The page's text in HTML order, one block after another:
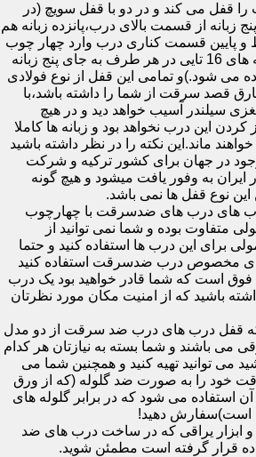
قفل می کند و در دو با قفل سویچ (در
20 تایی )پنج زبانه از قسمت بالای درب،پانزده زبانه هم
و پایین قسمت کناری درب وارد چهار چوب
می شوند (در نسخه های 16 تایی در هر طرف به جای پنج زبانه
می شود.)و تمامی این قفل از نوع فولادی
قصد سرقت از شما را داشته باشد،با
سیلندر آسیب خواهد دید و در هیچ
کردن این درب نخواهد بود و زبانه ها کاملا
ماند.این نکته را در نظر داشته باشید
در جهان برای کشور ترکیه و شرکت
ایران به وفور یافت میشود و هیچ گونه
نوع قفل ها نمی باشد.
های درب های ضدسرقت با چهارچوب
متفاوت بوده و شما نمی توانید از
برای این درب ها استفاده کنید و حتما
مخصوص درب ضدسرقت استفاده کنید
فوق است که شما قادر خواهید بود یک درب
باشید که از امنیت مکان مورد نظرتان
قفل درب های درب ضد سرقت از دو مدل
می باشند و شما بسته به نیازتان هر کدام
می توانید تهیه کنید و همچنین شما می
خود را به صورت ضد گلوله (که از ورق
استفاده می شود که در برابر گلوله های
است)سفارش دهید!
و ابزار یراقی که در ساخت درب های ضد
قرار گرفته است مطمئن شوید.